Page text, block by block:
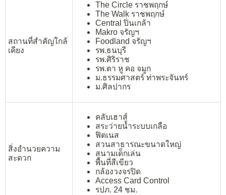
สถานที่สำคัญใกล้
เคียง
The Circle ราชพฤกษ์
The Walk ราชพฤกษ์
Central ปิ่นเกล้า
Makro จรัญฯ
Foodland จรัญฯ
รพ.ธนบุรี
รพ.ศิริราช
รพ.ตา หู คอ จมูก
ม.ธรรมศาสตร์ ท่าพระจันทร์
ม.ศิลปากร
สิ่งอำนวยความ
สะดวก
คลับเฮาส์
สระว่ายน้ำระบบเกลือ
ฟิตเนส
สวนสาธารณะขนาดใหญ่
สนามเด็กเล่น
พื้นที่สีเขียว
กล้องวงจรปิด
Access Card Control
รปภ. 24 ชม.